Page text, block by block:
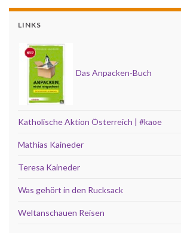
LINKS
Das Anpacken-Buch
Katholische Aktion Österreich | #kaoe
Mathias Kaineder
Teresa Kaineder
Was gehört in den Rucksack
Weltanschauen Reisen